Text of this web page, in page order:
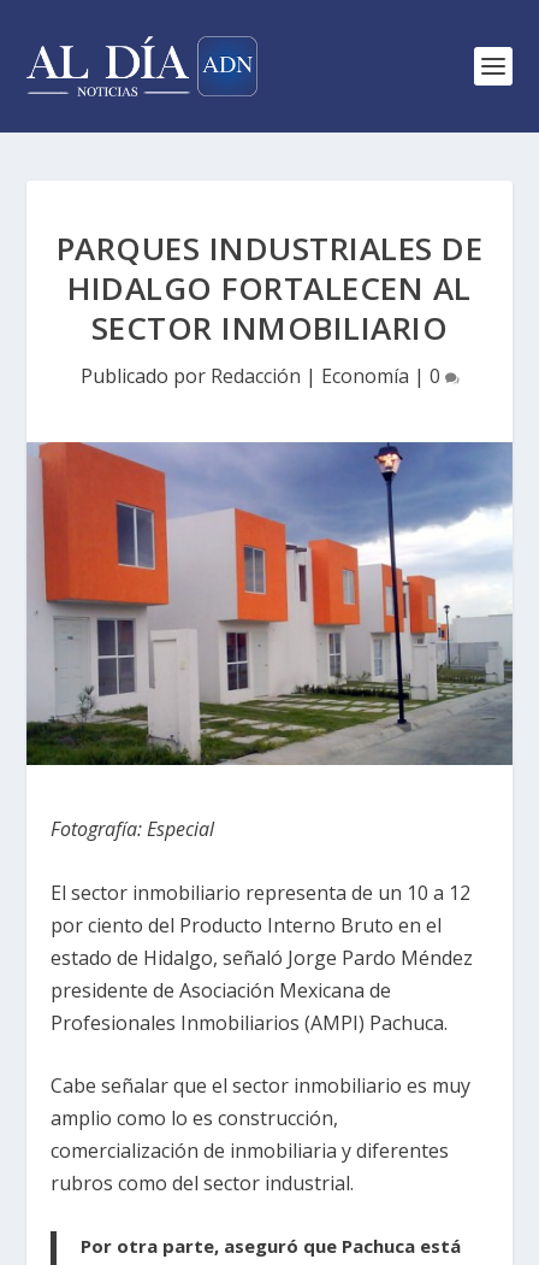
PARQUES INDUSTRIALES DE
HIDALGO FORTALECEN AL
SECTOR INMOBILIARIO
Publicado por Redacción | Economía | 0
Fotografía: Especial
El sector inmobiliario representa de un 10 a 12
por ciento del Producto Interno Bruto en el
estado de Hidalgo, señaló Jorge Pardo Méndez
presidente de Asociación Mexicana de
Profesionales Inmobiliarios (AMPI) Pachuca.
Cabe señalar que el sector inmobiliario es muy
amplio como lo es construcción,
comercialización de inmobiliaria y diferentes
rubros como del sector industrial.
Por otra parte, aseguró que Pachuca está